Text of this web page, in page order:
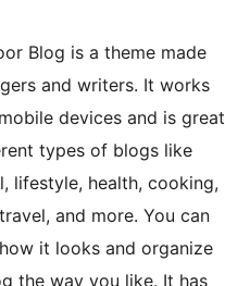
Blog is a theme made
and writers. It works
devices and is great
types of blogs like
lifestyle, health, cooking,
and more. You can
it looks and organize
the way you like. It has